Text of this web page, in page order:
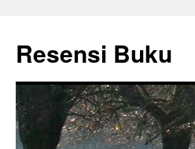
content
Resensi Buku